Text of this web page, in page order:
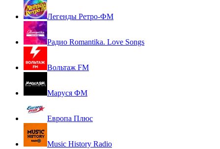
Легенды Ретро-ФМ
Радио Romantika. Love Songs
Вольтаж FM
Маруся ФМ
Европа Плюс
Music History Radio